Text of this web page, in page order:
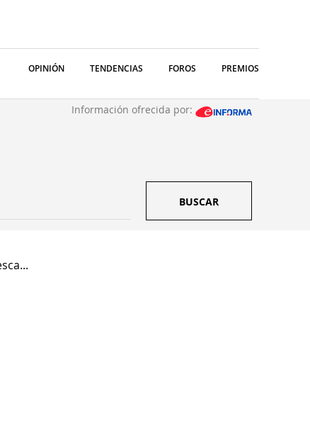
OPINIÓN TENDENCIAS FOROS PREMIOS
Información ofrecida por:
BUSCAR